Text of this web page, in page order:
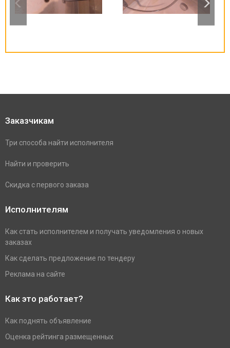
Заказчикам
Три способа найти исполнителя
Найти и проверить
Скидка с первого заказа
Исполнителям
Как стать исполнителем и получать уведомления о новых
заказах
Как сделать предложение по тендеру
Реклама на сайте
Как это работает?
Как поднять объявление
Оценка рейтинга размещенных